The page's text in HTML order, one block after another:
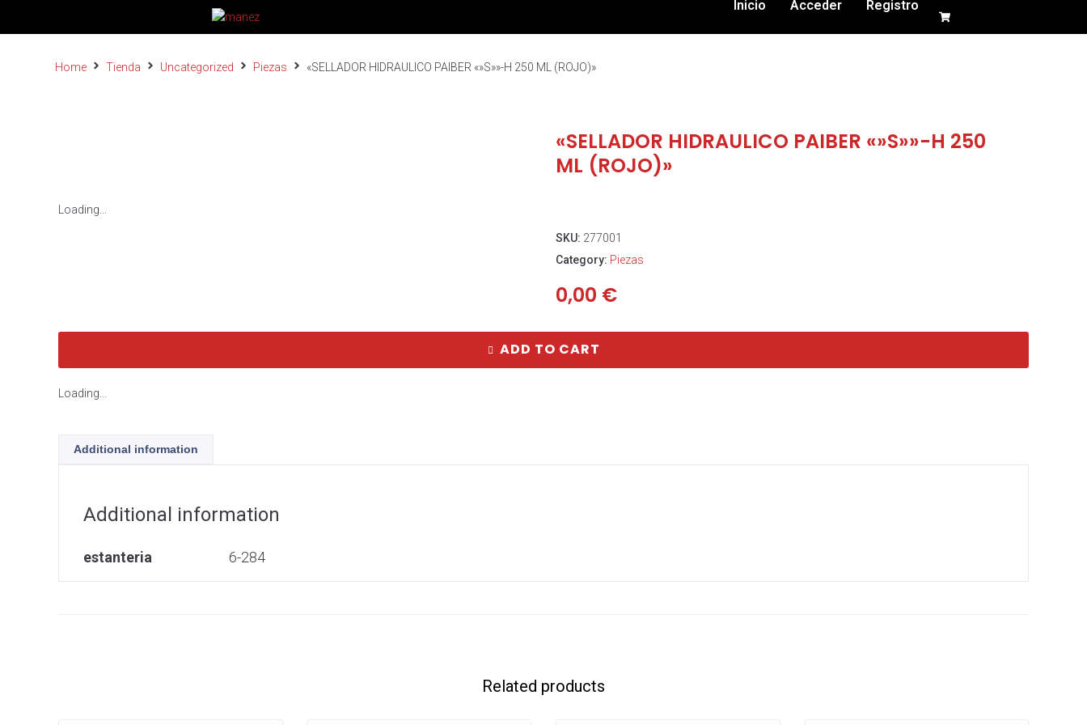
Inicio Acceder Registro
Home Tienda Uncategorized Piezas «SELLADOR HIDRAULICO PAIBER «»S»»-H 250 ML (ROJO)»
Loading...
«SELLADOR HIDRAULICO PAIBER «»S»»-H 250
ML (ROJO)»
SKU: 277001
Category: Piezas
0,00 €
ADD TO CART
Loading...
Additional information
Additional information
estanteria 6-284
Related products